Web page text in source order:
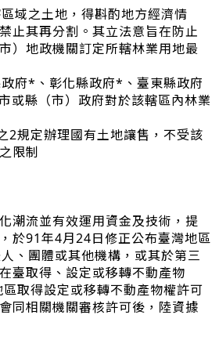
域之土地，得斟酌地方經濟情
止其再分割。其立法意旨在防止
）地政機關訂定所轄林業用地最
府*、彰化縣政府*、臺東縣政府
縣（市）政府對於該轄區內林業
2規定辦理國有土地讓售，不受該
限制
潮流並有效運用資金及技術，提
於91年4月24日修正公布臺灣地區
、團體或其他機構，或其於第三
臺取得、設定或移轉不動產物
取得設定或移轉不動產物權許可
同相關機關審核許可後，陸資據